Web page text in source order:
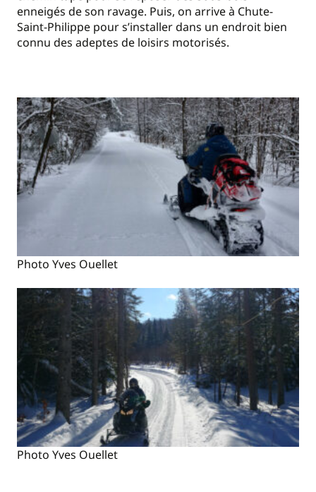
enneigés de son ravage. Puis, on arrive à Chute-
Saint-Philippe pour s’installer dans un endroit bien
connu des adeptes de loisirs motorisés.
Photo Yves Ouellet
Photo Yves Ouellet